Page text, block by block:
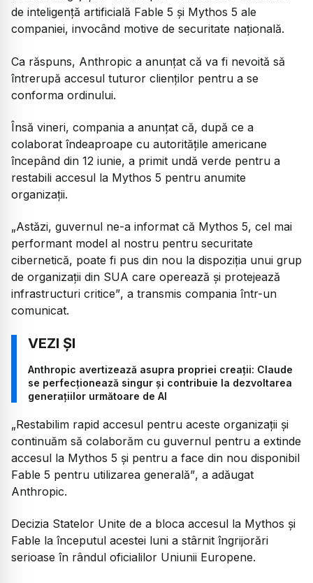
de inteligență artificială Fable 5 și Mythos 5 ale
companiei, invocând motive de securitate națională.
Ca răspuns, Anthropic a anunțat că va fi nevoită să
întrerupă accesul tuturor clienților pentru a se
conforma ordinului.
Însă vineri, compania a anunțat că, după ce a
colaborat îndeaproape cu autoritățile americane
începând din 12 iunie, a primit undă verde pentru a
restabili accesul la Mythos 5 pentru anumite
organizații.
„Astăzi, guvernul ne-a informat că Mythos 5, cel mai
performant model al nostru pentru securitate
cibernetică, poate fi pus din nou la dispoziția unui grup
de organizații din SUA care operează și protejează
infrastructuri critice”, a transmis compania într-un
comunicat.
Anthropic avertizează asupra propriei creații: Claude
se perfecționează singur și contribuie la dezvoltarea
generațiilor următoare de AI
„Restabilim rapid accesul pentru aceste organizații și
continuăm să colaborăm cu guvernul pentru a extinde
accesul la Mythos 5 și pentru a face din nou disponibil
Fable 5 pentru utilizarea generală”, a adăugat
Anthropic.
Decizia Statelor Unite de a bloca accesul la Mythos și
Fable la începutul acestei luni a stârnit îngrijorări
serioase în rândul oficialilor Uniunii Europene.